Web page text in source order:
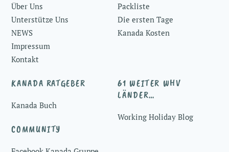
Über Uns
Unterstütze Uns
NEWS
Impressum
Kontakt
Packliste
Die ersten Tage
Kanada Kosten
KANADA RATGEBER
Kanada Buch
COMMUNITY
61 WEITER WHV
LÄNDER…
Working Holiday Blog